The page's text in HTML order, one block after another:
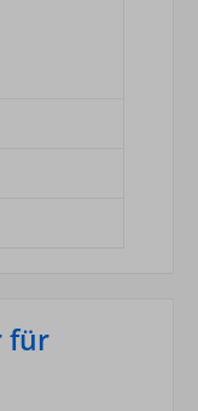
für